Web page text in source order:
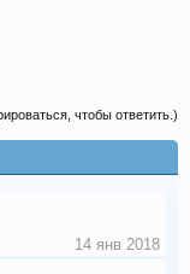
чтобы ответить.)
14 янв 2018